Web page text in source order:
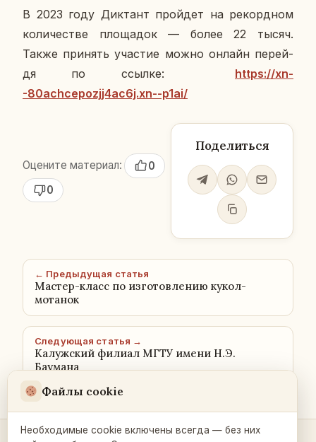
В 2023 году Дик­тант прой­дет на ре­корд­ном
ко­ли­че­стве пло­ща­док — более 22 тысяч.
Также при­нять уча­стие можно онлайн пе­рей­
дя по ссылке: https://xn-
-80achcepozjj4ac6j.xn--p1ai/
Оцените материал:
0
0
Поделиться
← Предыдущая статья
Мастер-класс по изготовлению кукол-
мотанок
Следующая статья →
Калужский филиал МГТУ имени Н.Э.
Баумана
Файлы cookie
Необходимые cookie включены всегда — без них